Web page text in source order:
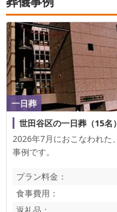
一日葬
世田谷区の一日葬（15名）
2026年7月におこなわれた、
事例です。
プラン料金：
食事費用：